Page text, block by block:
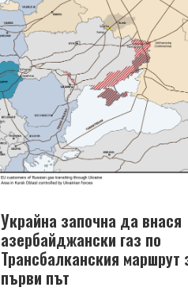
Украйна започна да внася
азербайджански газ по
Трансбалканския маршрут
първи път